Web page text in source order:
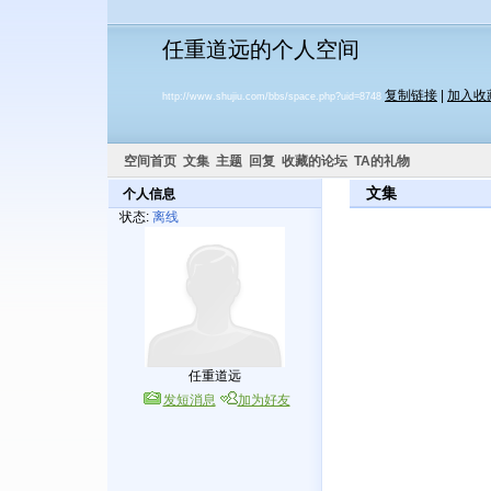
任重道远的个人空间
http://www.shujiu.com/bbs/space.php?uid=8748 复制链接 加入收
空间首页 文集 主题 回复 收藏的论坛 TA的礼物
个人信息
状态: 离线
任重道远
发短消息
加为好友
文集